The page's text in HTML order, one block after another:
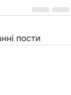
пости